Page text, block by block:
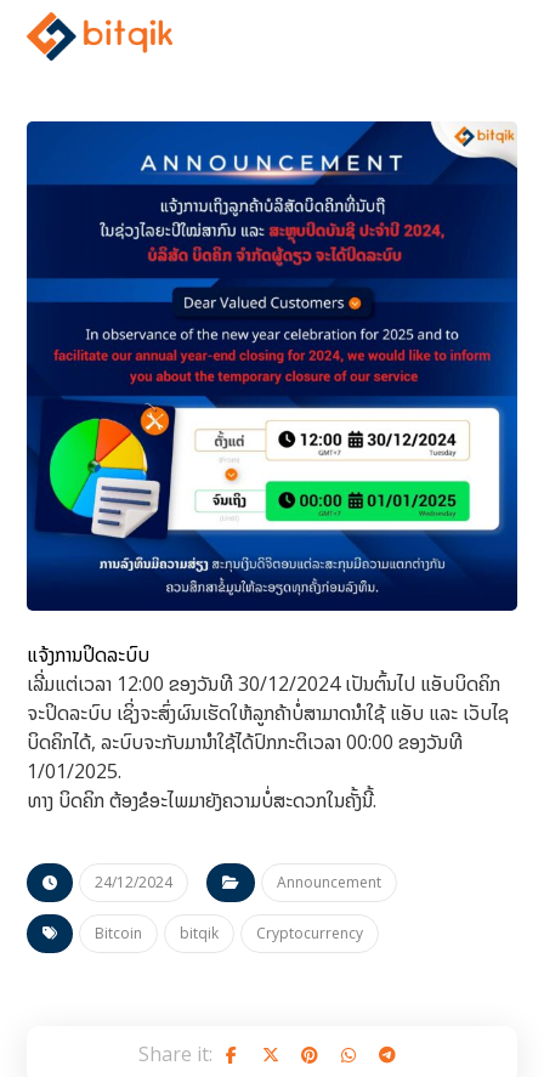
ແຈ້ງການປິດລະບົບ
ເລີ່ມແຕ່ເວລາ 12:00 ຂອງວັນທີ 30/12/2024 ເປັນຕົ້ນໄປ ແອັບບິດຄິກ
ຈະປິດລະບົບ ເຊິ່ງຈະສົ່ງຜົນເຮັດໃຫ້ລູກຄ້າບໍ່ສາມາດນຳໃຊ້ ແອັບ ແລະ ເວັບໄຊ
ບິດຄິກໄດ້, ລະບົບຈະກັບມານຳໃຊ້ໄດ້ປົກກະຕິເວລາ 00:00 ຂອງວັນທີ
1/01/2025.
ທາງ ບິດຄິກ ຕ້ອງຂໍອະໄພມາຍັງຄວາມບໍ່ສະດວກໃນຄັ້ງນີ້.
24/12/2024 Announcement
Bitcoin bitqik Cryptocurrency